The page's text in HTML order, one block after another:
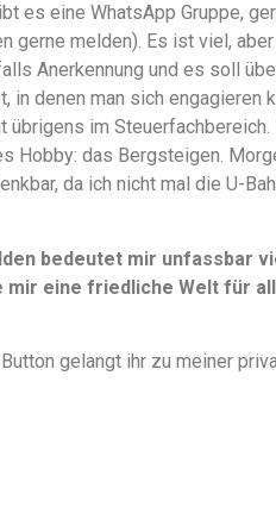
es eine WhatsApp Gruppe,
gerne melden). Es ist viel,
Anerkennung und es soll
denen man sich engagieren
im Steuerfachbereich.
Hobby: das Bergsteigen.
da ich nicht mal die U-
bedeutet mir unfassbar
mir eine friedliche Welt für
gelangt ihr zu meiner